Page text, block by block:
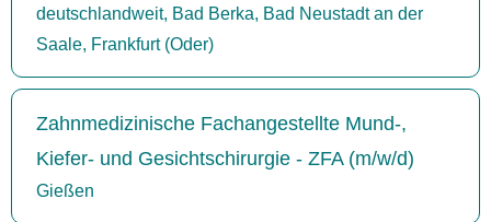
deutschlandweit, Bad Berka, Bad Neustadt an der
Saale, Frankfurt (Oder)
Zahnmedizinische Fachangestellte Mund-,
Kiefer- und Gesichtschirurgie - ZFA (m/w/d)
Gießen